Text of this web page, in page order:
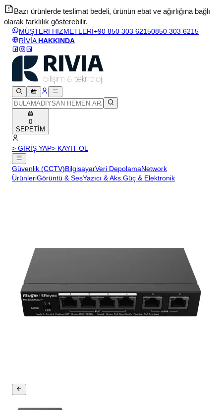
Bazı ürünlerde teslimat bedeli, ürünün ebat ve ağırlığına bağlı
olarak farklılık gösterebilir.
MÜŞTERİ HİZMETLERİ+90 850 303 62150850 303 6215
RİVİA HAKKINDA
0
SEPETİM
> GİRİŞ YAP> KAYIT OL
Güvenlik (CCTV)BilgisayarVeri DepolamaNetwork
ÜrünleriGörüntü & SesYazıcı & Aks.Güç & Elektronik